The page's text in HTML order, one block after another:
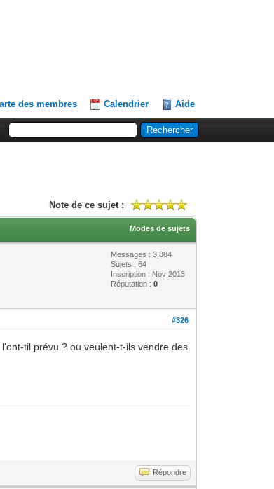
des membres Calendrier Aide
Note de ce sujet :
Modes de sujets
Messages : 3,884
Sujets : 64
Inscription : Nov 2013
Réputation :0
#326
til prévu ? ou veulent-t-ils vendre des
Répondre